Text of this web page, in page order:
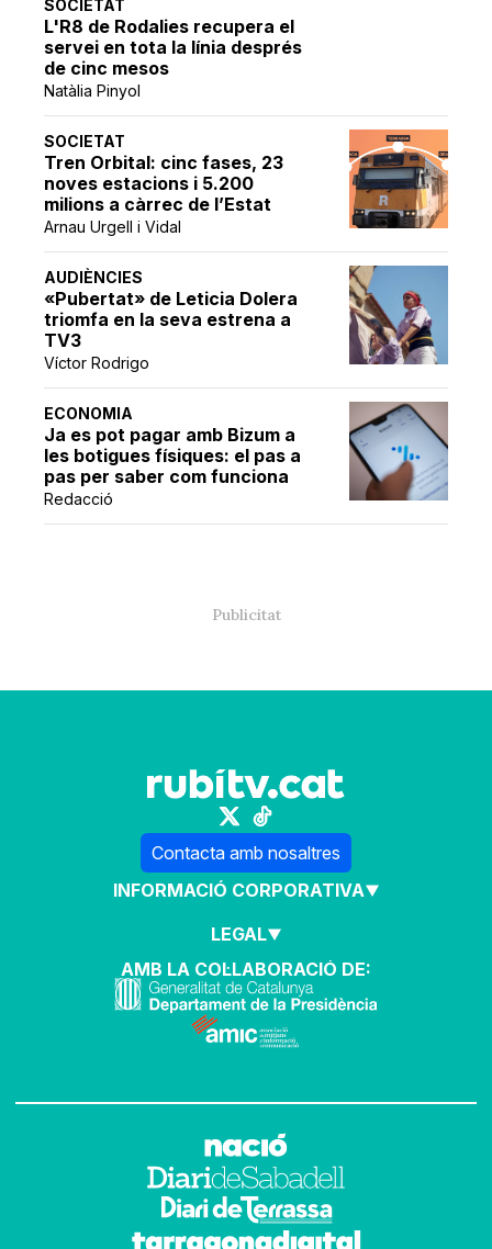
SOCIETAT
L'R8 de Rodalies recupera el
servei en tota la línia després
de cinc mesos
Natàlia Pinyol
SOCIETAT
Tren Orbital: cinc fases, 23
noves estacions i 5.200
milions a càrrec de l’Estat
Arnau Urgell i Vidal
AUDIÈNCIES
«Pubertat» de Leticia Dolera
triomfa en la seva estrena a
TV3
Víctor Rodrigo
ECONOMIA
Ja es pot pagar amb Bizum a
les botigues físiques: el pas a
pas per saber com funciona
Redacció
Contacta amb nosaltres
INFORMACIÓ CORPORATIVA
LEGAL
AMB LA COL·LABORACIÓ DE: